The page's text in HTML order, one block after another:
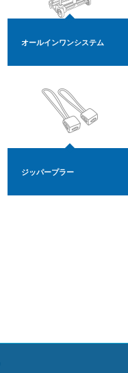
オールインワンシステム
ジッパープラー